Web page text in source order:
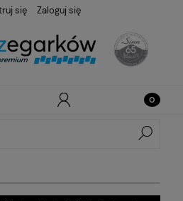
się Zaloguj się